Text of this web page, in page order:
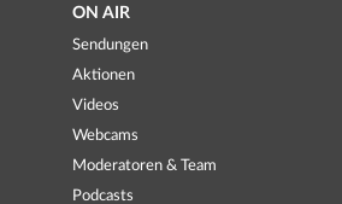
ON AIR
Sendungen
Aktionen
Videos
Webcams
Moderatoren & Team
Podcasts